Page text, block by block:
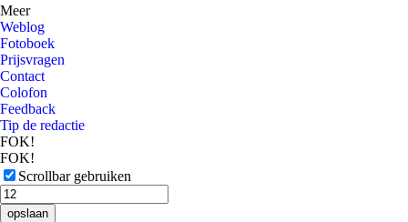
Meer
Weblog
Fotoboek
Prijsvragen
Contact
Colofon
Feedback
Tip de redactie
FOK!
FOK!
Scrollbar gebruiken
opslaan